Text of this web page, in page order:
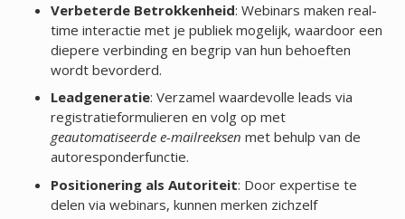
Verbeterde Betrokkenheid: Webinars maken real-
time interactie met je publiek mogelijk, waardoor een
diepere verbinding en begrip van hun behoeften
wordt bevorderd.
Leadgeneratie: Verzamel waardevolle leads via
registratieformulieren en volg op met
geautomatiseerde e-mailreeksen met behulp van de
autoresponderfunctie.
Positionering als Autoriteit: Door expertise te
delen via webinars, kunnen merken zichzelf